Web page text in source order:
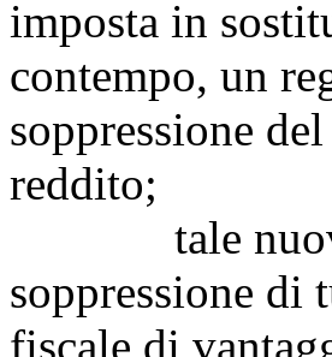
imposta in
contempo, un
soppressione
reddito;
tale nuovo
soppressione
fiscale di